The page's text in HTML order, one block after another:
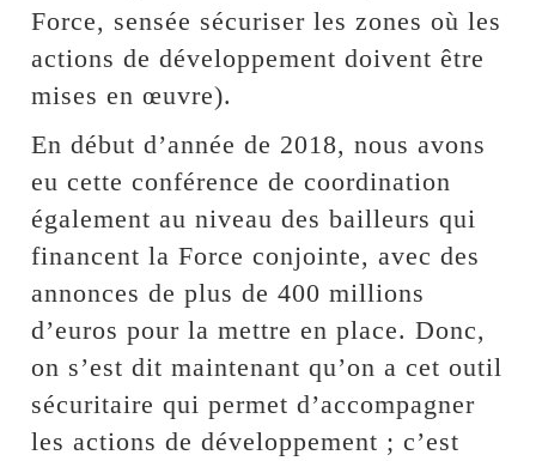
Force, sensée sécuriser les zones où les
actions de développement doivent être
mises en œuvre).
En début d’année de 2018, nous avons
eu cette conférence de coordination
également au niveau des bailleurs qui
financent la Force conjointe, avec des
annonces de plus de 400 millions
d’euros pour la mettre en place. Donc,
on s’est dit maintenant qu’on a cet outil
sécuritaire qui permet d’accompagner
les actions de développement ; c’est